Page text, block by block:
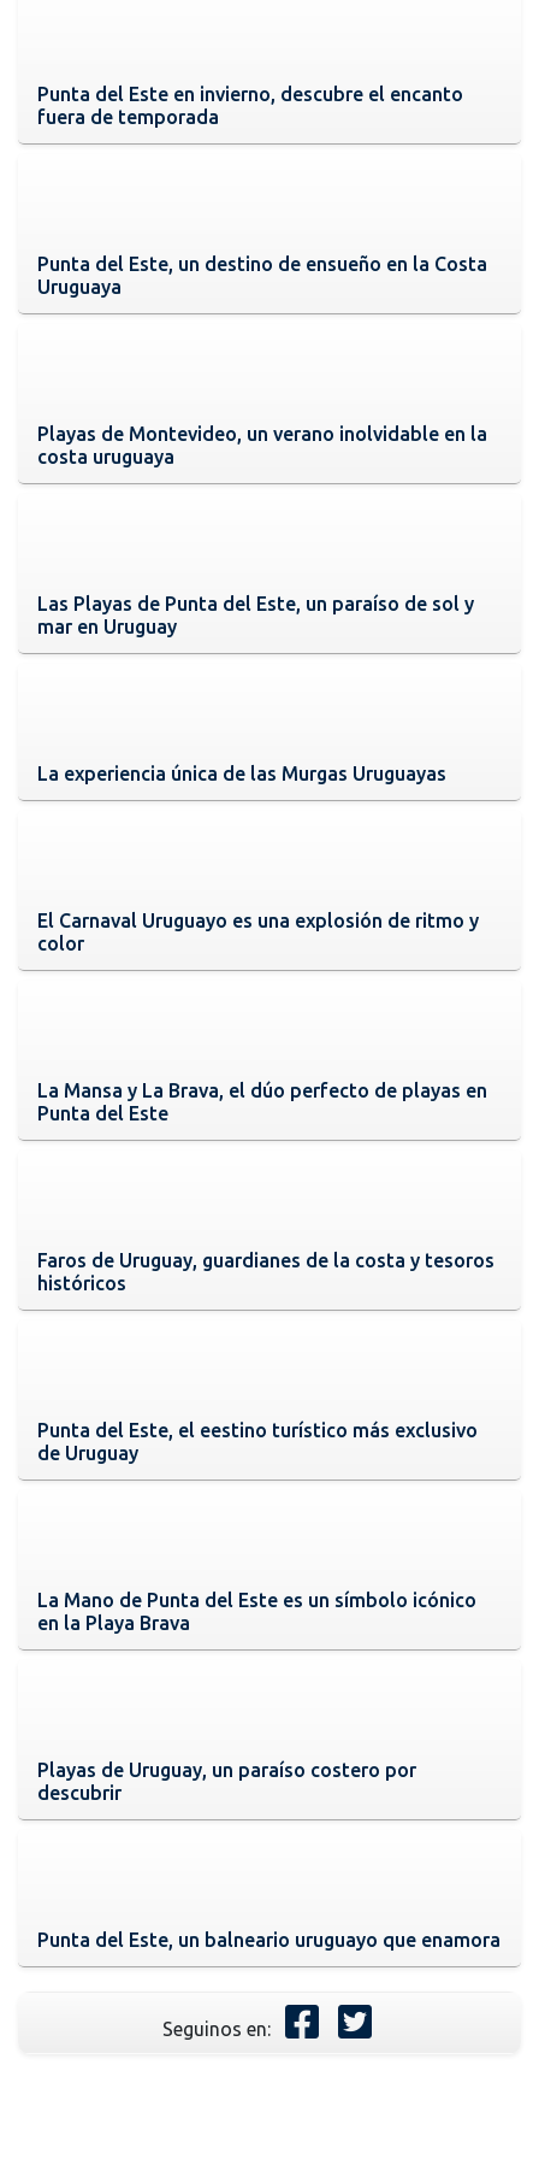
Punta del Este en invierno, descubre el encanto
fuera de temporada
Punta del Este, un destino de ensueño en la Costa
Uruguaya
Playas de Montevideo, un verano inolvidable en la
costa uruguaya
Las Playas de Punta del Este, un paraíso de sol y
mar en Uruguay
La experiencia única de las Murgas Uruguayas
El Carnaval Uruguayo es una explosión de ritmo y
color
La Mansa y La Brava, el dúo perfecto de playas en
Punta del Este
Faros de Uruguay, guardianes de la costa y tesoros
históricos
Punta del Este, el eestino turístico más exclusivo
de Uruguay
La Mano de Punta del Este es un símbolo icónico
en la Playa Brava
Playas de Uruguay, un paraíso costero por
descubrir
Punta del Este, un balneario uruguayo que enamora
Seguinos en: